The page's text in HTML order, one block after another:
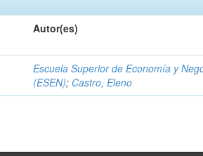
Autor(es)
Escuela Superior de Economía y
(ESEN); Castro, Eleno